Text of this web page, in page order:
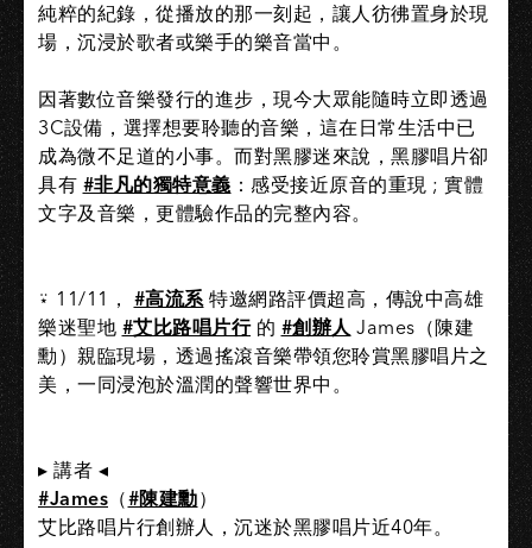
純粹的紀錄，從播放的那一刻起，讓人彷彿置身於現
場，沉浸於歌者或樂手的樂音當中。
因著數位音樂發行的進步，現今大眾能隨時立即透過
3C設備，選擇想要聆聽的音樂，這在日常生活中已
成為微不足道的小事。而對黑膠迷來說，黑膠唱片卻
具有 #非凡的獨特意義 ：感受接近原音的重現 ; 實體
文字及音樂，更體驗作品的完整內容。
⍣ 11/11， #高流系特邀網路評價超高，傳說中高雄
樂迷聖地 #艾比路唱片行的 #創辦人 James（陳建
勳）親臨現場，透過搖滾音樂帶領您聆賞黑膠唱片之
美，一同浸泡於溫潤的聲響世界中。
▸ 講者 ◂
#James （#陳建勳）
艾比路唱片行創辦人，沉迷於黑膠唱片近40年。